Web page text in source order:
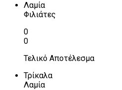
Λαμία
Φιλιάτες
0
0
Τελικό Αποτέλεσμα
Τρίκαλα
Λαμία